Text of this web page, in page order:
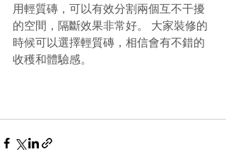
用輕質磚，可以有效分割兩個互不干擾
的空間，隔斷效果非常好。 大家裝修的
時候可以選擇輕質磚，相信會有不錯的
收穫和體驗感。